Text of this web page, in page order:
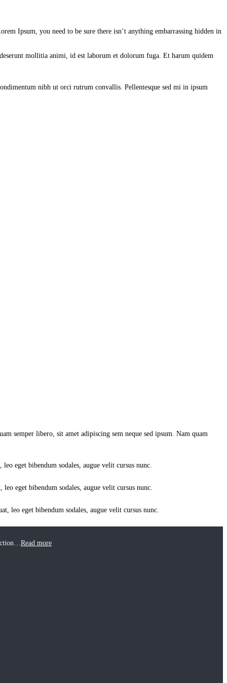
Ipsum, you need to be sure there isn’t anything embarrassing hidden in
mollitia animi, id est laborum et dolorum fuga. Et harum quidem
nibh ut orci rutrum convallis. Pellentesque sed mi in ipsum
semper libero, sit amet adipiscing sem neque sed ipsum. Nam quam
eget bibendum sodales, augue velit cursus nunc.
eget bibendum sodales, augue velit cursus nunc.
leo eget bibendum sodales, augue velit cursus nunc.
Read more